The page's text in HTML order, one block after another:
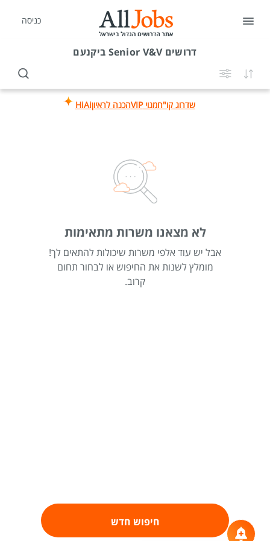
כניסה
דרושיםSenior V&V ביקנעם
שדרוג קו"חמנוי VIP הכנה לראיוןHiAi
לא מצאנו משרות מתאימות
אבל יש עוד אלפי משרות שיכולות להתאים לך!
מומלץ לשנות את החיפוש או לבחור תחום
קרוב.
חיפוש חדש